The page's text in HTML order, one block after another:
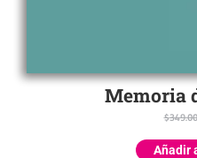
Memoria
$349.00
Añadir